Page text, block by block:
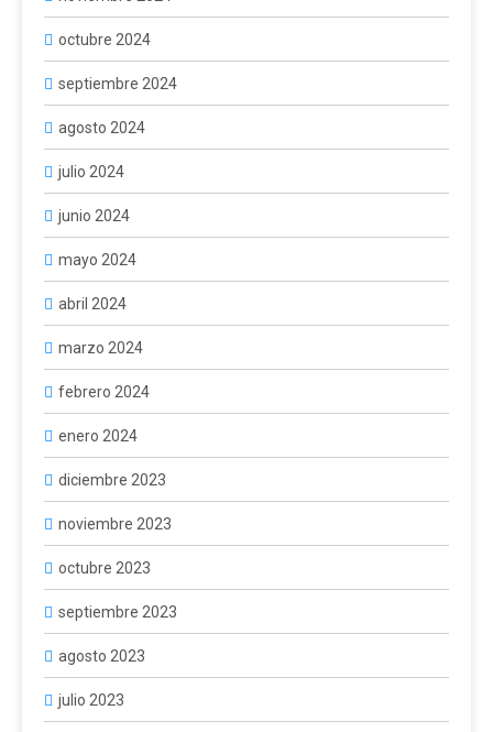
octubre 2024
septiembre 2024
agosto 2024
julio 2024
junio 2024
mayo 2024
abril 2024
marzo 2024
febrero 2024
enero 2024
diciembre 2023
noviembre 2023
octubre 2023
septiembre 2023
agosto 2023
julio 2023